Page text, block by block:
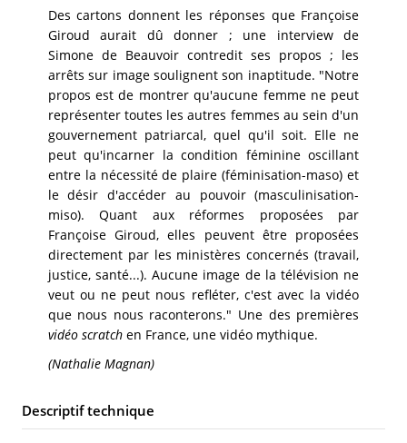
Des cartons donnent les réponses que Françoise
Giroud aurait dû donner ; une interview de
Simone de Beauvoir contredit ses propos ; les
arrêts sur image soulignent son inaptitude. "Notre
propos est de montrer qu'aucune femme ne peut
représenter toutes les autres femmes au sein d'un
gouvernement patriarcal, quel qu'il soit. Elle ne
peut qu'incarner la condition féminine oscillant
entre la nécessité de plaire (féminisation-maso) et
le désir d'accéder au pouvoir (masculinisation-
miso). Quant aux réformes proposées par
Françoise Giroud, elles peuvent être proposées
directement par les ministères concernés (travail,
justice, santé...). Aucune image de la télévision ne
veut ou ne peut nous refléter, c'est avec la vidéo
que nous nous raconterons." Une des premières
vidéo scratchen France, une vidéo mythique.
(Nathalie Magnan)
Descriptif technique